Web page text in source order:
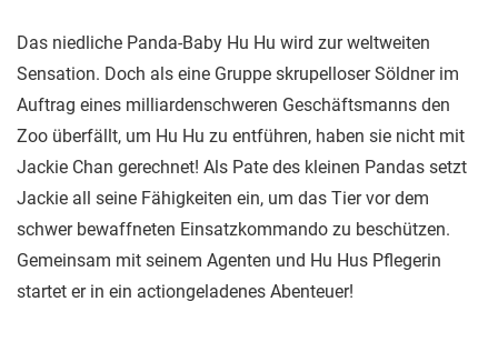
Das niedliche Panda-Baby Hu Hu wird zur weltweiten
Sensation. Doch als eine Gruppe skrupelloser Söldner im
Auftrag eines milliardenschweren Geschäftsmanns den
Zoo überfällt, um Hu Hu zu entführen, haben sie nicht mit
Jackie Chan gerechnet! Als Pate des kleinen Pandas setzt
Jackie all seine Fähigkeiten ein, um das Tier vor dem
schwer bewaffneten Einsatzkommando zu beschützen.
Gemeinsam mit seinem Agenten und Hu Hus Pflegerin
startet er in ein actiongeladenes Abenteuer!